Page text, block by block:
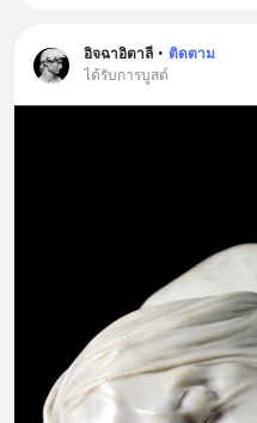
อิจฉาอิตาลี • ติดตาม
ได้รับการบูสต์